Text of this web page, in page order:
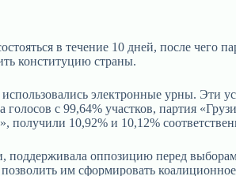
в течение 10 дней, после чего
конституцию страны.
электронные урны. Эти
с 99,64% участков, партия
10,92% и 10,12%
оппозицию перед
им сформировать